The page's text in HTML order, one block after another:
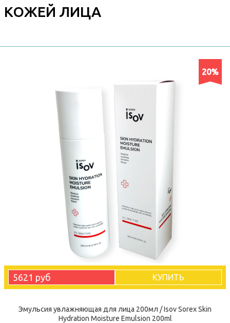
КОЖЕЙ ЛИЦА
20%
5621 руб КУПИТЬ
Эмульсия увлажняющая для лица 200мл / Isov Sorex Skin
Hydration Moisture Emulsion 200ml